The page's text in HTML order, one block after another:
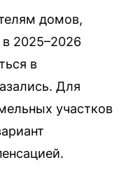
домов,
2025–2026
в
Для
участков